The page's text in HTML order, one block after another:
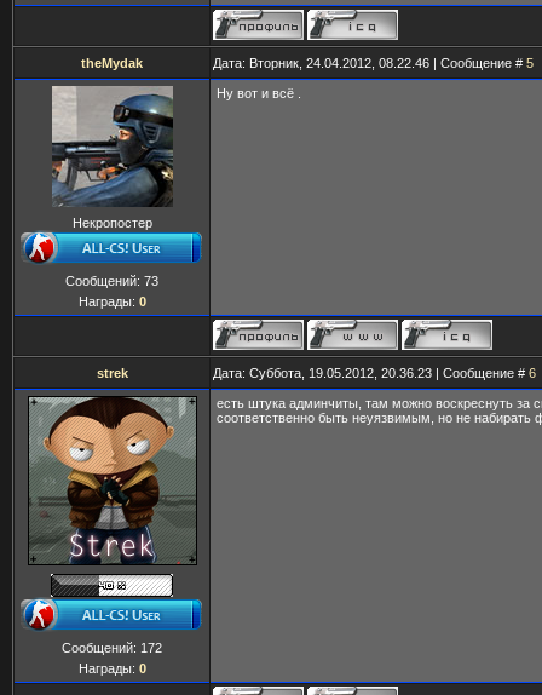
theMydak Дата: Вторник, 24.04.2012, 08.22.46 | Сообщение # 5
Некропостер
Сообщений: 73
Награды: 0
Ну вот и всё .
strek Дата: Суббота, 19.05.2012, 20.36.23 | Сообщение # 6
Сообщений: 172
Награды: 0
есть штука админчиты, там можно воскреснуть за
соответственно быть неуязвимым, но не набирать